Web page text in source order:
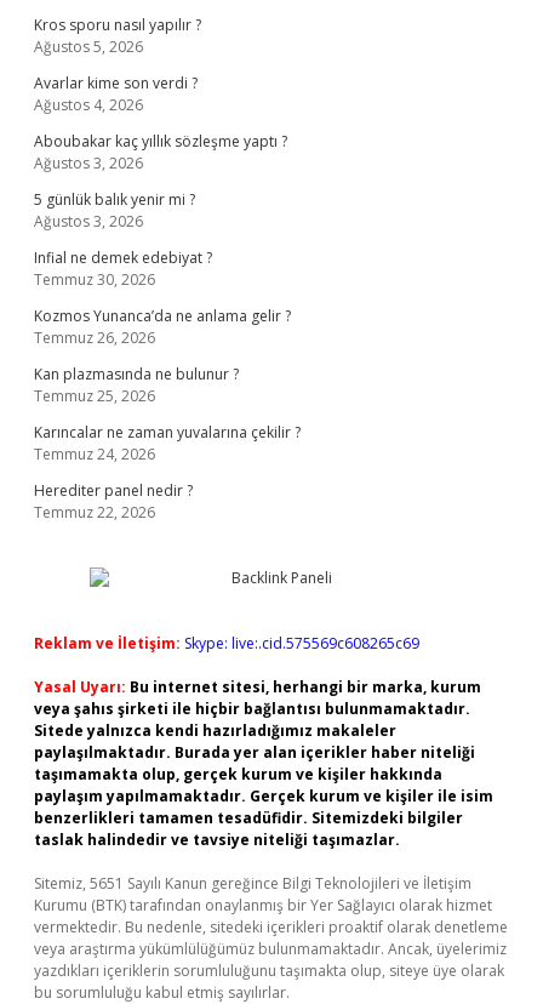
Kros sporu nasıl yapılır ?
Ağustos 5, 2026
Avarlar kime son verdi ?
Ağustos 4, 2026
Aboubakar kaç yıllık sözleşme yaptı ?
Ağustos 3, 2026
5 günlük balık yenir mi ?
Ağustos 3, 2026
Infial ne demek edebiyat ?
Temmuz 30, 2026
Kozmos Yunanca’da ne anlama gelir ?
Temmuz 26, 2026
Kan plazmasında ne bulunur ?
Temmuz 25, 2026
Karıncalar ne zaman yuvalarına çekilir ?
Temmuz 24, 2026
Herediter panel nedir ?
Temmuz 22, 2026
Reklam ve İletişim: Skype: live:.cid.575569c608265c69
Yasal Uyarı: Bu internet sitesi, herhangi bir marka, kurum
veya şahıs şirketi ile hiçbir bağlantısı bulunmamaktadır.
Sitede yalnızca kendi hazırladığımız makaleler
paylaşılmaktadır. Burada yer alan içerikler haber niteliği
taşımamakta olup, gerçek kurum ve kişiler hakkında
paylaşım yapılmamaktadır. Gerçek kurum ve kişiler ile isim
benzerlikleri tamamen tesadüfidir. Sitemizdeki bilgiler
taslak halindedir ve tavsiye niteliği taşımazlar.
Sitemiz, 5651 Sayılı Kanun gereğince Bilgi Teknolojileri ve İletişim
Kurumu (BTK) tarafından onaylanmış bir Yer Sağlayıcı olarak hizmet
vermektedir. Bu nedenle, sitedeki içerikleri proaktif olarak denetleme
veya araştırma yükümlülüğümüz bulunmamaktadır. Ancak, üyelerimiz
yazdıkları içeriklerin sorumluluğunu taşımakta olup, siteye üye olarak
bu sorumluluğu kabul etmiş sayılırlar.